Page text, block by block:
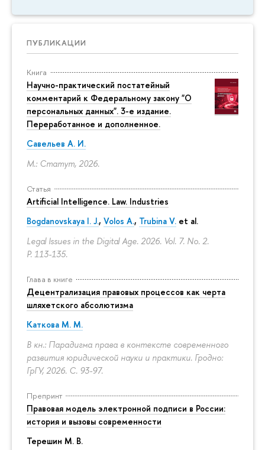
ПУБЛИКАЦИИ
Книга
Научно-практический постатейный
комментарий к Федеральному закону "О
персональных данных". 3-е издание.
Переработанное и дополненное.
Савельев А. И.
М.: Статут, 2026.
Статья
Artificial Intelligence. Law. Industries
Bogdanovskaya I. J., Volos A., Trubina V. et al.
Legal Issues in the Digital Age. 2026. Vol. 7. No. 2.
P. 113-135.
Глава в книге
Децентрализация правовых процессов как черта
шляхетского абсолютизма
Каткова М. М.
В кн.: Парадигма права в контексте современного
развития юридической науки и практики. Гродно:
ГрГУ, 2026. С. 93-97.
Препринт
Правовая модель электронной подписи в России:
история и вызовы современности
Терешин М. В.